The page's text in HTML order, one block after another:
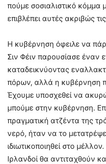
πούμε σοσιαλιστικό κόμμα
επιβλέπει αυτές ακριβώς
Η κυβέρνηση όφειλε να
Σιν Φέιν παρουσίασε έναν
καταδεικνύοντας
πόρων, αλλά η κυβέρνηση
Έχουμε υποσχεθεί να
μπούμε στην κυβέρνηση.
πραγματική ατζέντα της
νερό, ήταν να το
ιδιωτικοποιηθεί στο
Ιρλανδοί θα αντιταχθούν